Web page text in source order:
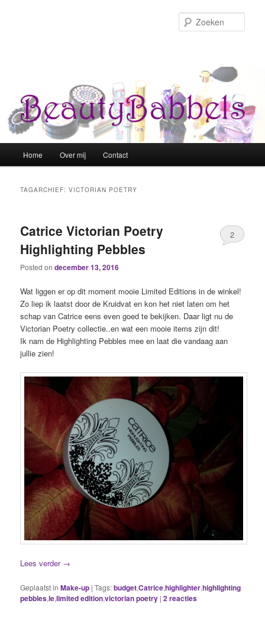
Spring naar de primaire inhoud
Spring naar de secundaire inhoud
Home Over mij Contact
TAGARCHIEF:VICTORIAN POETRY
Catrice Victorian Poetry
Highlighting Pebbles
Posted ondecember 13, 2016
2
Wat liggen er op dit moment mooie Limited Editions in de winkel!
Zo liep ik laatst door de Kruidvat en kon het niet laten om het
schap van Catrice eens even goed te bekijken. Daar ligt nu de
Victorian Poetry collectie..en wat een mooie items zijn dit!
Ik nam de Highlighting Pebbles mee en laat die vandaag aan
jullie zien!
Lees verder →
Geplaatst in Make-up |Tags:budget,Catrice,highlighter,highlighting
pebbles,le,limited edition,victorian poetry |2 reacties